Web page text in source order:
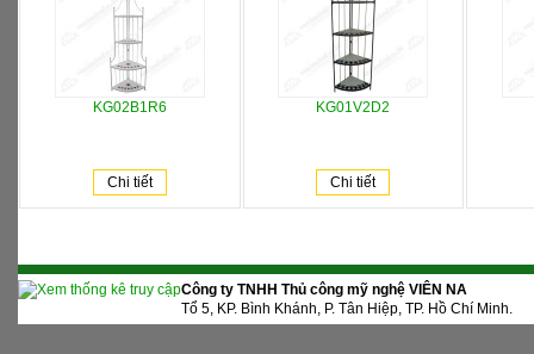
KG02B1R6
Chi tiết
KG01V2D2
Chi tiết
Công ty TNHH Thủ công mỹ nghệ VIÊN NA
Tổ 5, KP. Bình Khánh, P. Tân Hiệp, TP. Hồ Chí Minh.